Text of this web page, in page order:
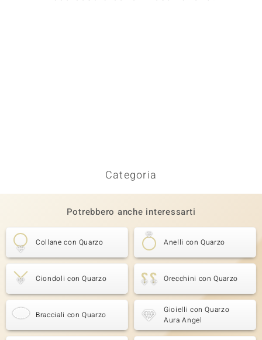
Categoria
Potrebbero anche interessarti
Collane con Quarzo Anelli con Quarzo
Ciondoli con Quarzo Orecchini con Quarzo
Bracciali con Quarzo
Gioielli con Quarzo
Aura Angel